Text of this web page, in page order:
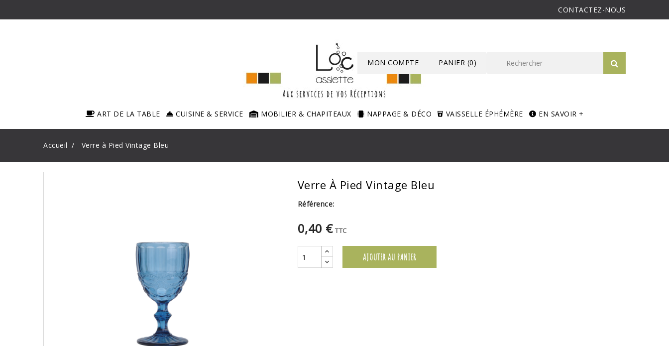
CONTACTEZ-NOUS
PANIER (0)
MON COMPTE
ART DE LA TABLE CUISINE & SERVICE MOBILIER & CHAPITEAUX NAPPAGE & DÉCO VAISSELLE ÉPHÉMÈRE EN SAVOIR +
Accueil Verre à Pied Vintage Bleu
Verre À Pied Vintage Bleu
Référence:
0,40 € TTC
AJOUTER AU PANIER